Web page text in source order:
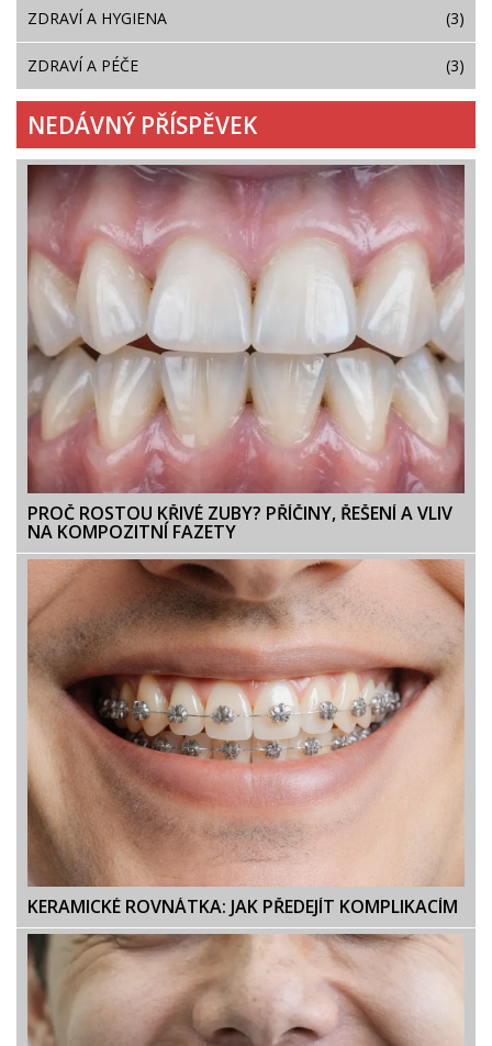
ZDRAVÍ A HYGIENA (3)
ZDRAVÍ A PÉČE (3)
NEDÁVNÝ PŘÍSPĚVEK
PROČ ROSTOU KŘIVÉ ZUBY? PŘÍČINY, ŘEŠENÍ A VLIV
NA KOMPOZITNÍ FAZETY
KERAMICKÉ ROVNÁTKA: JAK PŘEDEJÍT KOMPLIKACÍM